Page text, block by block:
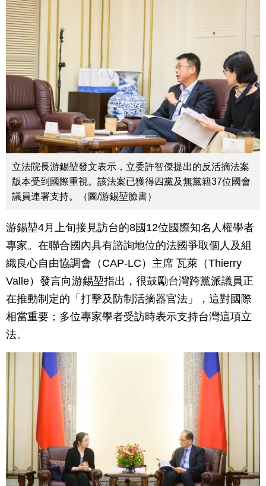
立法院長游錫堃發文表示，立委許智傑提出的反活摘法案
版本受到國際重視。該法案已獲得四黨及無黨籍37位國會
議員連署支持。（圖/游錫堃臉書）
游錫堃4月上旬接見訪台的8國12位國際知名人權學者
專家。在聯合國內具有諮詢地位的法國爭取個人及組
織良心自由協調會（CAP-LC）主席 瓦萊（Thierry
Valle）發言向游錫堃指出，很鼓勵台灣跨黨派議員正
在推動制定的「打擊及防制活摘器官法」，這對國際
相當重要；多位專家學者受訪時表示支持台灣這項立
法。